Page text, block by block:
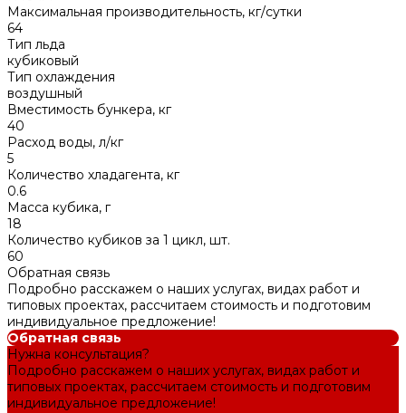
Максимальная производительность, кг/сутки
64
Тип льда
кубиковый
Тип охлаждения
воздушный
Вместимость бункера, кг
40
Расход воды, л/кг
5
Количество хладагента, кг
0.6
Масса кубика, г
18
Количество кубиков за 1 цикл, шт.
60
Обратная связь
Подробно расскажем о наших услугах, видах работ и
типовых проектах, рассчитаем стоимость и подготовим
индивидуальное предложение!
Обратная связь
Нужна консультация?
Подробно расскажем о наших услугах, видах работ и
типовых проектах, рассчитаем стоимость и подготовим
индивидуальное предложение!